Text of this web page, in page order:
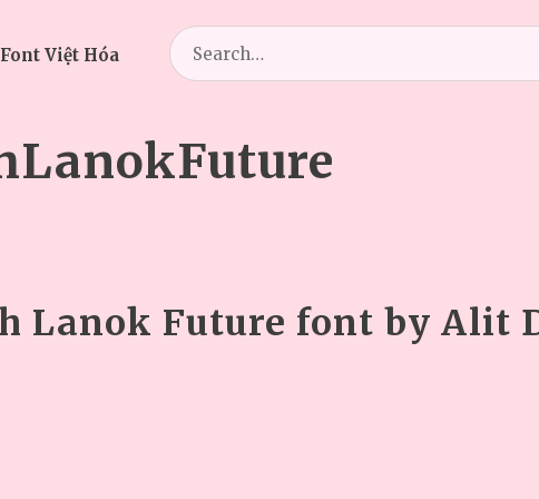
Font Việt Hóa
Search
for:
Lanok Future font by Alit